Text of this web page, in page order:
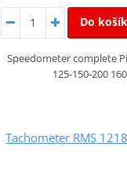
Do
Speedometer complete
125-150-200
Tachometer RMS